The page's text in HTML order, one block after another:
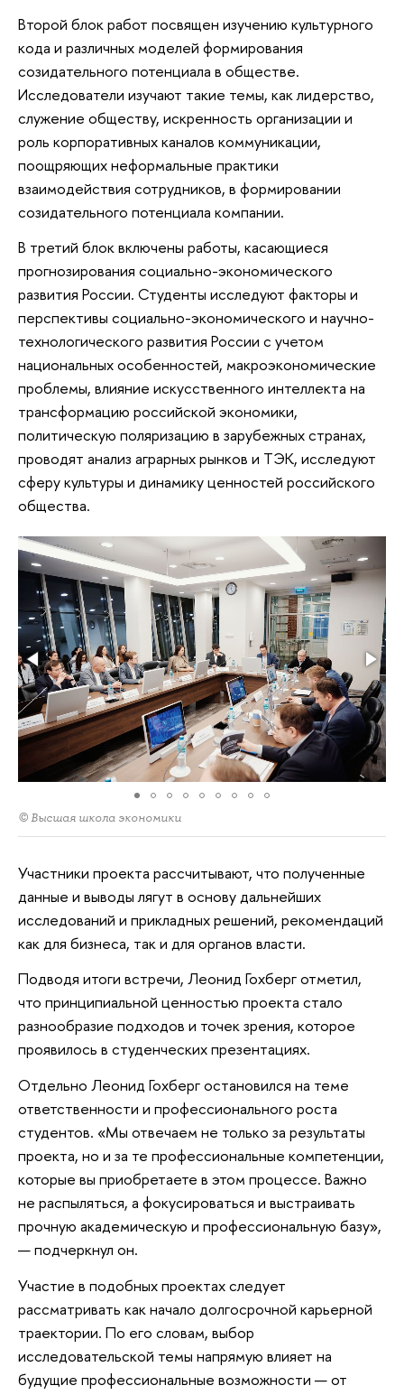
Второй блок работ посвящен изучению культурного
кода и различных моделей формирования
созидательного потенциала в обществе.
Исследователи изучают такие темы, как лидерство,
служение обществу, искренность организации и
роль корпоративных каналов коммуникации,
поощряющих неформальные практики
взаимодействия сотрудников, в формировании
созидательного потенциала компании.
В третий блок включены работы, касающиеся
прогнозирования социально-экономического
развития России. Студенты исследуют факторы и
перспективы социально-экономического и научно-
технологического развития России с учетом
национальных особенностей, макроэкономические
проблемы, влияние искусственного интеллекта на
трансформацию российской экономики,
политическую поляризацию в зарубежных странах,
проводят анализ аграрных рынков и ТЭК, исследуют
сферу культуры и динамику ценностей российского
общества.
© Высшая школа экономики
Участники проекта рассчитывают, что полученные
данные и выводы лягут в основу дальнейших
исследований и прикладных решений, рекомендаций
как для бизнеса, так и для органов власти.
Подводя итоги встречи, Леонид Гохберг отметил,
что принципиальной ценностью проекта стало
разнообразие подходов и точек зрения, которое
проявилось в студенческих презентациях.
Отдельно Леонид Гохберг остановился на теме
ответственности и профессионального роста
студентов. «Мы отвечаем не только за результаты
проекта, но и за те профессиональные компетенции,
которые вы приобретаете в этом процессе. Важно
не распыляться, а фокусироваться и выстраивать
прочную академическую и профессиональную базу»,
— подчеркнул он.
Участие в подобных проектах следует
рассматривать как начало долгосрочной карьерной
траектории. По его словам, выбор
исследовательской темы напрямую влияет на
будущие профессиональные возможности — от